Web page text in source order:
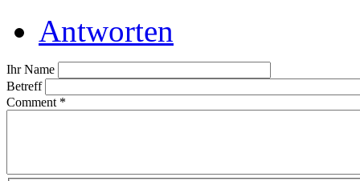
Antworten
Ihr Name
Betreff
Comment *